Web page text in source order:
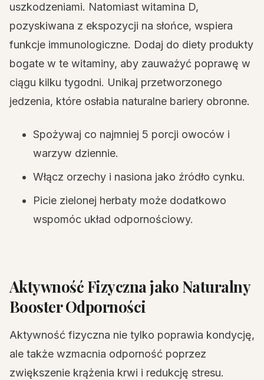
uszkodzeniami. Natomiast witamina D,
pozyskiwana z ekspozycji na słońce, wspiera
funkcje immunologiczne. Dodaj do diety produkty
bogate w te witaminy, aby zauważyć poprawę w
ciągu kilku tygodni. Unikaj przetworzonego
jedzenia, które osłabia naturalne bariery obronne.
Spożywaj co najmniej 5 porcji owoców i
warzyw dziennie.
Włącz orzechy i nasiona jako źródło cynku.
Picie zielonej herbaty może dodatkowo
wspomóc układ odpornościowy.
Aktywność Fizyczna jako Naturalny
Booster Odporności
Aktywność fizyczna nie tylko poprawia kondycję,
ale także wzmacnia odporność poprzez
zwiększenie krążenia krwi i redukcję stresu.